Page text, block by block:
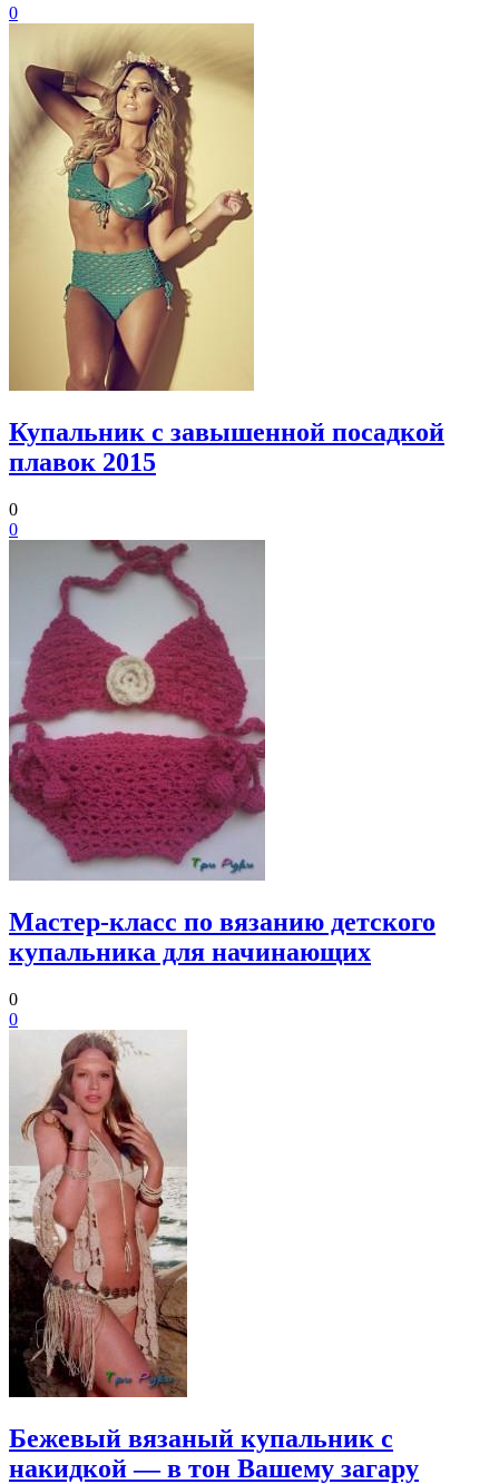
0
Купальник с завышенной посадкой
плавок 2015
0
0
Мастер-класс по вязанию детского
купальника для начинающих
0
0
Бежевый вязаный купальник с
накидкой — в тон Вашему загару